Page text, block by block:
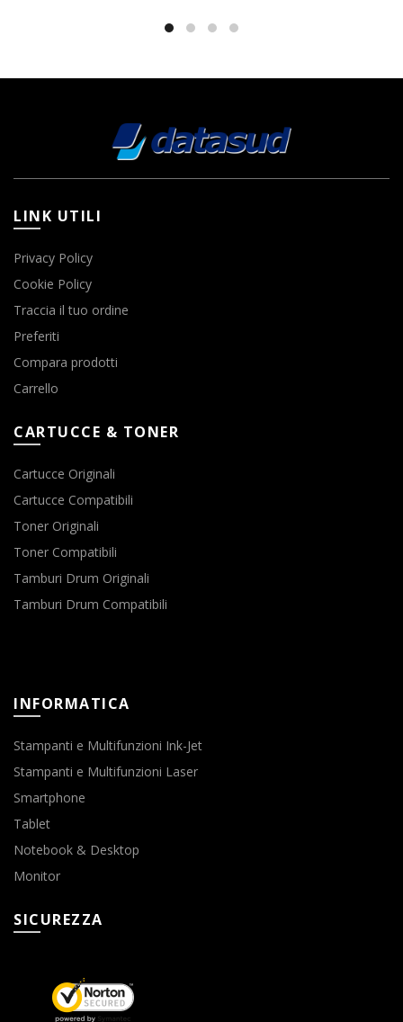
LINK UTILI
Privacy Policy
Cookie Policy
Traccia il tuo ordine
Preferiti
Compara prodotti
Carrello
CARTUCCE & TONER
Cartucce Originali
Cartucce Compatibili
Toner Originali
Toner Compatibili
Tamburi Drum Originali
Tamburi Drum Compatibili
INFORMATICA
Stampanti e Multifunzioni Ink-Jet
Stampanti e Multifunzioni Laser
Smartphone
Tablet
Notebook & Desktop
Monitor
SICUREZZA